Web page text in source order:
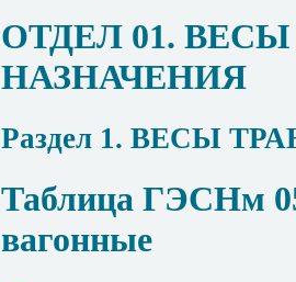
ОТДЕЛ 01.
НАЗНАЧЕНИЯ
Раздел 1. ВЕСЫ
Таблица ГЭСНм
вагонные